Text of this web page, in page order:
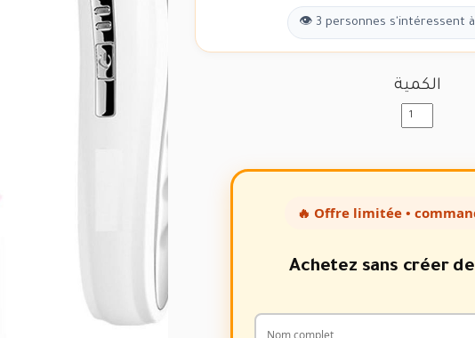
👁 3 personnes s'intéressent
الكمية
🔥 Offre limitée •
Achetez sans créer